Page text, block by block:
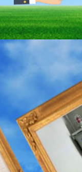
l 空气净化器/通风
l 连续监测的在线
l 室内空气质量监
l 空气质量监测。
l 气溶胶暴露研究
l 干固过程控制和
l 可用于所有的空
粉尘监测仪原理
原理一：由光学
原理二：静电粉
际的粉尘浓度成比
粉尘监测仪特性：
仪器的连续性使
内工作场所，或任
出警告。仪器的便